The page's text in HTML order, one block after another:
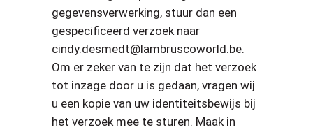
gegevensverwerking, stuur dan een
gespecificeerd verzoek naar
cindy.desmedt@lambruscoworld.be.
Om er zeker van te zijn dat het verzoek
tot inzage door u is gedaan, vragen wij
u een kopie van uw identiteitsbewijs bij
het verzoek mee te sturen. Maak in